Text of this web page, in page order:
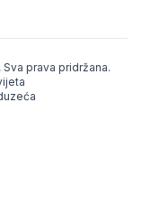
prava pridržana.